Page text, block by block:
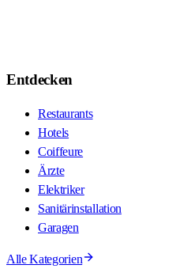
Entdecken
Restaurants
Hotels
Coiffeure
Ärzte
Elektriker
Sanitärinstallation
Garagen
Alle Kategorien